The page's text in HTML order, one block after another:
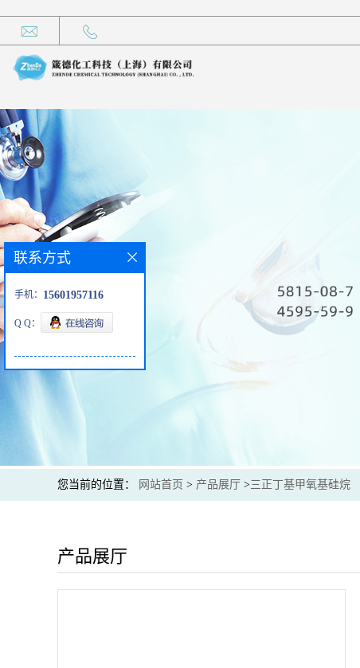
您当前的位置： 网站首页 > 产品展厅 >三正丁基甲氧基硅烷
产品展厅
联系方式
手机： 15601957116
Q Q：